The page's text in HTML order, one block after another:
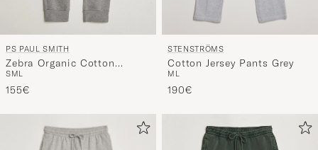
PS PAUL SMITH
Zebra Organic Cotton
Sweatpants Grey Melange
SML
155€
STENSTRÖMS
Cotton Jersey Pants Grey
M L
190€